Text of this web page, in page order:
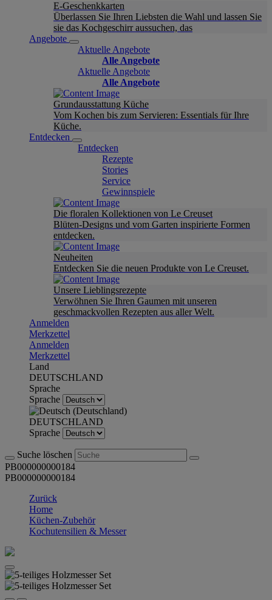
E-Geschenkkarten
Überlassen Sie Ihren Liebsten die Wahl und lassen Sie
sie das Kochgeschirr aussuchen, das
Angebote
Aktuelle Angebote
Alle Angebote
Aktuelle Angebote
Alle Angebote
Grundausstattung Küche
Vom Kochen bis zum Servieren: Essentials für Ihre
Küche.
Entdecken
Entdecken
Rezepte
Stories
Service
Gewinnspiele
Die floralen Kollektionen von Le Creuset
Blüten-Designs und vom Garten inspirierte Formen
entdecken.
Neuheiten
Entdecken Sie die neuen Produkte von Le Creuset.
Unsere Lieblingsrezepte
Verwöhnen Sie Ihren Gaumen mit unseren
geschmackvollen Rezepten aus aller Welt.
Anmelden
Merkzettel
Anmelden
Merkzettel
Land
DEUTSCHLAND
Sprache
Sprache
DEUTSCHLAND
Sprache
Suche löschen
PB000000000184
PB000000000184
Zurück
Home
Küchen-Zubehör
Kochutensilien & Messer